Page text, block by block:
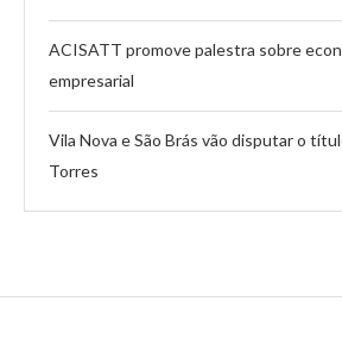
ACISATT promove palestra sobre
empresarial
Vila Nova e São Brás vão disputar o
Torres